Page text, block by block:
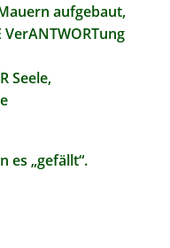
aufgebaut,
Seele,
es „gefällt“.